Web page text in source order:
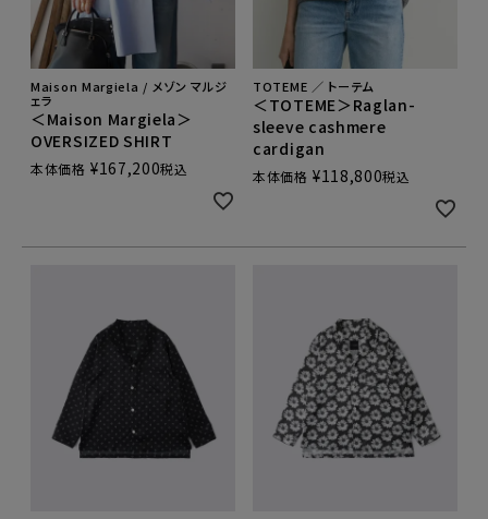
Maison Margiela / メゾン マルジ
ェラ
＜Maison Margiela＞
OVERSIZED SHIRT
本体価格 ¥167,200税込
TOTEME ／ トーテム
＜TOTEME＞Raglan-
sleeve cashmere
cardigan
本体価格 ¥118,800税込